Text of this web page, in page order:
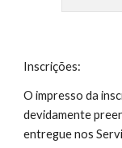
Inscrições:
O impresso da
devidamente
entregue nos